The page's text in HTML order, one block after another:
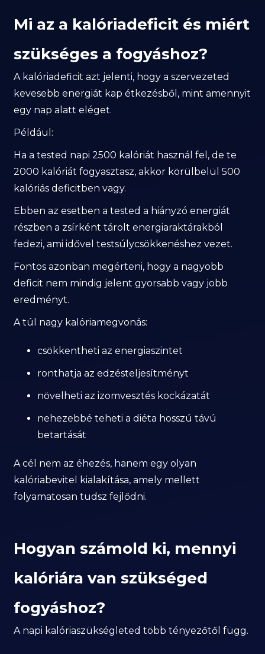
Mi az a kalóriadeficit és miért
szükséges a fogyáshoz?
A kalóriadeficit azt jelenti, hogy a szervezeted
kevesebb energiát kap étkezésből, mint amennyit
egy nap alatt eléget.
Például:
Ha a tested napi 2500 kalóriát használ fel, de te
2000 kalóriát fogyasztasz, akkor körülbelül 500
kalóriás deficitben vagy.
Ebben az esetben a tested a hiányzó energiát
részben a zsírként tárolt energiaraktárakból
fedezi, ami idővel testsúlycsökkenéshez vezet.
Fontos azonban megérteni, hogy a nagyobb
deficit nem mindig jelent gyorsabb vagy jobb
eredményt.
A túl nagy kalóriamegvonás:
csökkentheti az energiaszintet
ronthatja az edzésteljesítményt
növelheti az izomvesztés kockázatát
nehezebbé teheti a diéta hosszú távú
betartását
A cél nem az éhezés, hanem egy olyan
kalóriabevitel kialakítása, amely mellett
folyamatosan tudsz fejlődni.
Hogyan számold ki, mennyi
kalóriára van szükséged
fogyáshoz?
A napi kalóriaszükségleted több tényezőtől függ.